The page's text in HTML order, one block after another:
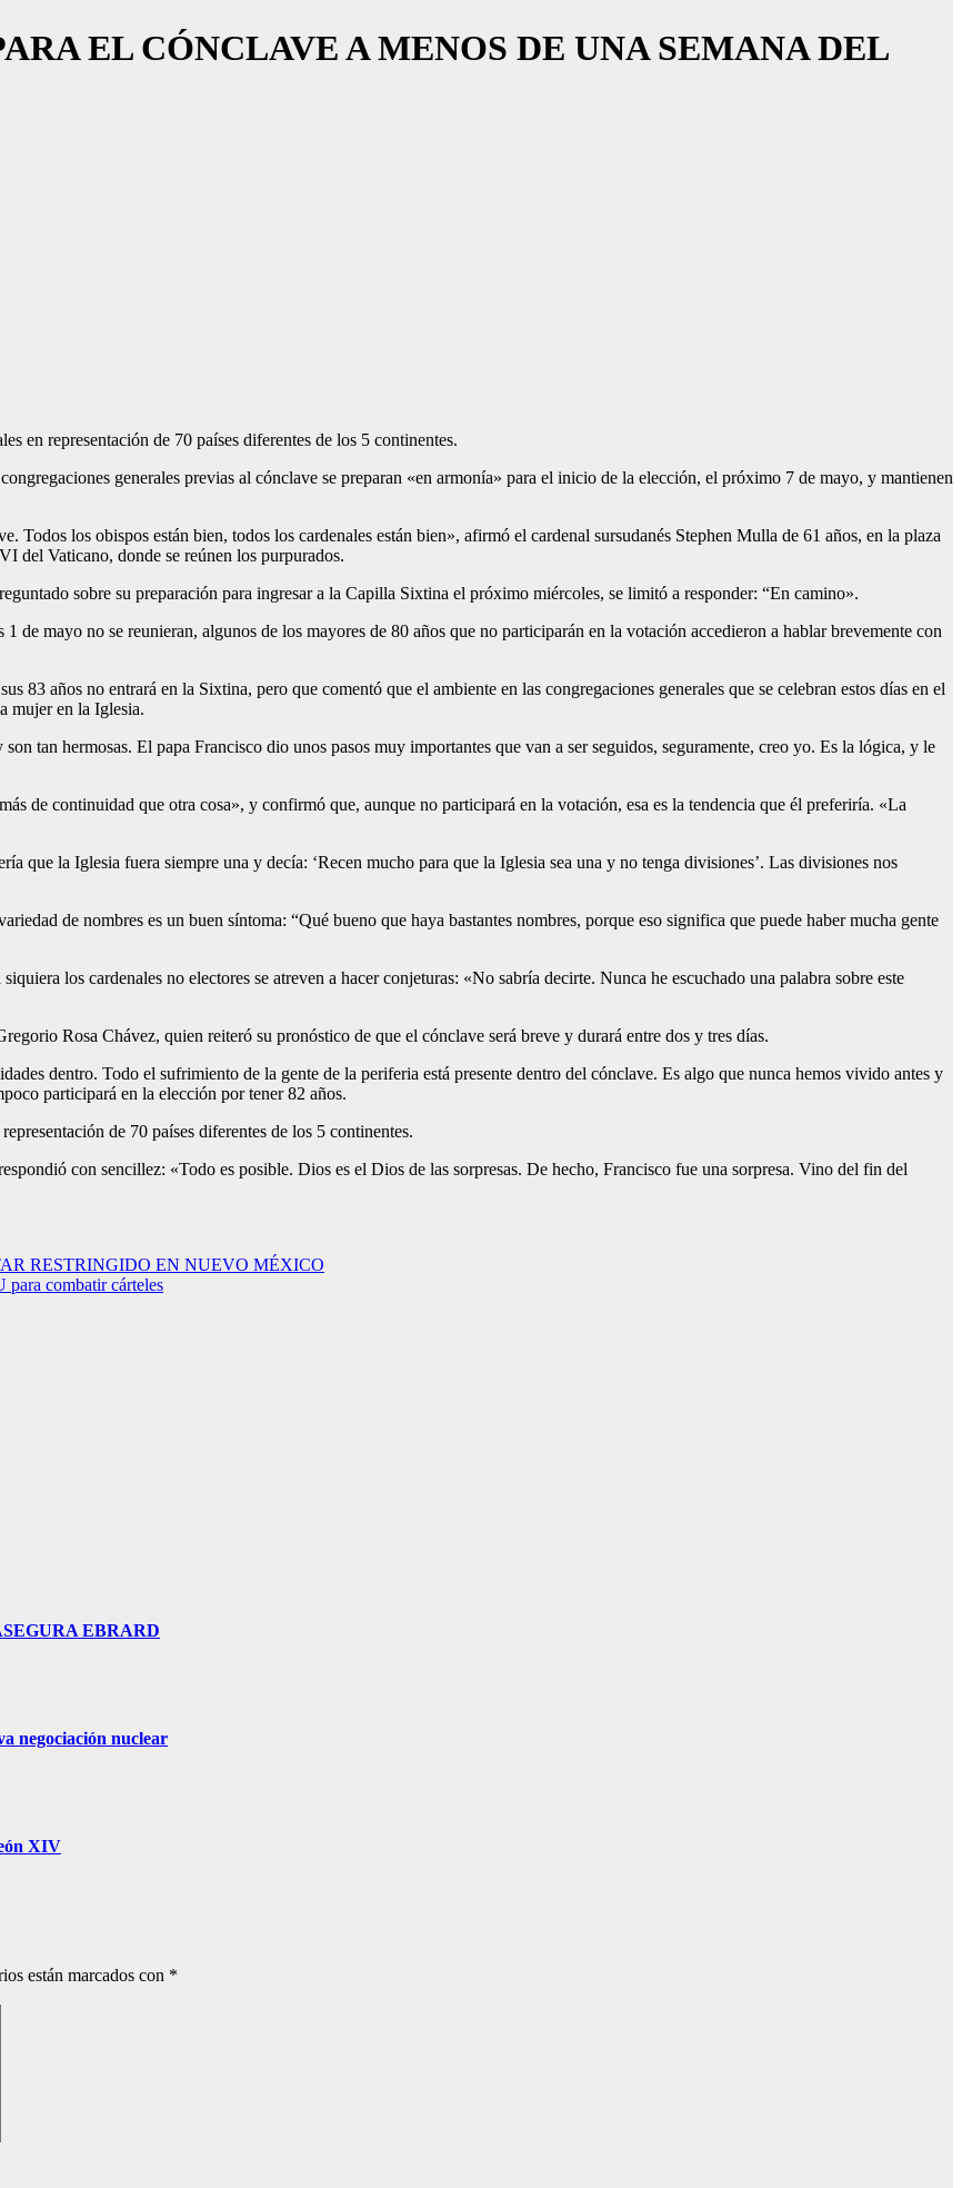
EL CÓNCLAVE A MENOS DE UNA SEMANA DEL
en representación de 70 países diferentes de los 5 continentes.
generales previas al cónclave se preparan «en armonía» para el inicio de la elección, el próximo 7 de mayo, y mantienen
Todos los obispos están bien, todos los cardenales están bien», afirmó el cardenal sursudanés Stephen Mulla de 61 años, en la plaza
del Vaticano, donde se reúnen los purpurados.
sobre su preparación para ingresar a la Capilla Sixtina el próximo miércoles, se limitó a responder: “En camino».
de mayo no se reunieran, algunos de los mayores de 80 años que no participarán en la votación accedieron a hablar brevemente con
83 años no entrará en la Sixtina, pero que comentó que el ambiente en las congregaciones generales que se celebran estos días en el
mujer en la Iglesia.
tan hermosas. El papa Francisco dio unos pasos muy importantes que van a ser seguidos, seguramente, creo yo. Es la lógica, y le
de continuidad que otra cosa», y confirmó que, aunque no participará en la votación, esa es la tendencia que él preferiría. «La
que la Iglesia fuera siempre una y decía: ‘Recen mucho para que la Iglesia sea una y no tenga divisiones’. Las divisiones nos
de nombres es un buen síntoma: “Qué bueno que haya bastantes nombres, porque eso significa que puede haber mucha gente
los cardenales no electores se atreven a hacer conjeturas: «No sabría decirte. Nunca he escuchado una palabra sobre este
Rosa Chávez, quien reiteró su pronóstico de que el cónclave será breve y durará entre dos y tres días.
dentro. Todo el sufrimiento de la gente de la periferia está presente dentro del cónclave. Es algo que nunca hemos vivido antes y
participará en la elección por tener 82 años.
de 70 países diferentes de los 5 continentes.
con sencillez: «Todo es posible. Dios es el Dios de las sorpresas. De hecho, Francisco fue una sorpresa. Vino del fin del
RESTRINGIDO EN NUEVO MÉXICO
para combatir cárteles
EBRARD
negociación nuclear
XIV
están marcados con *